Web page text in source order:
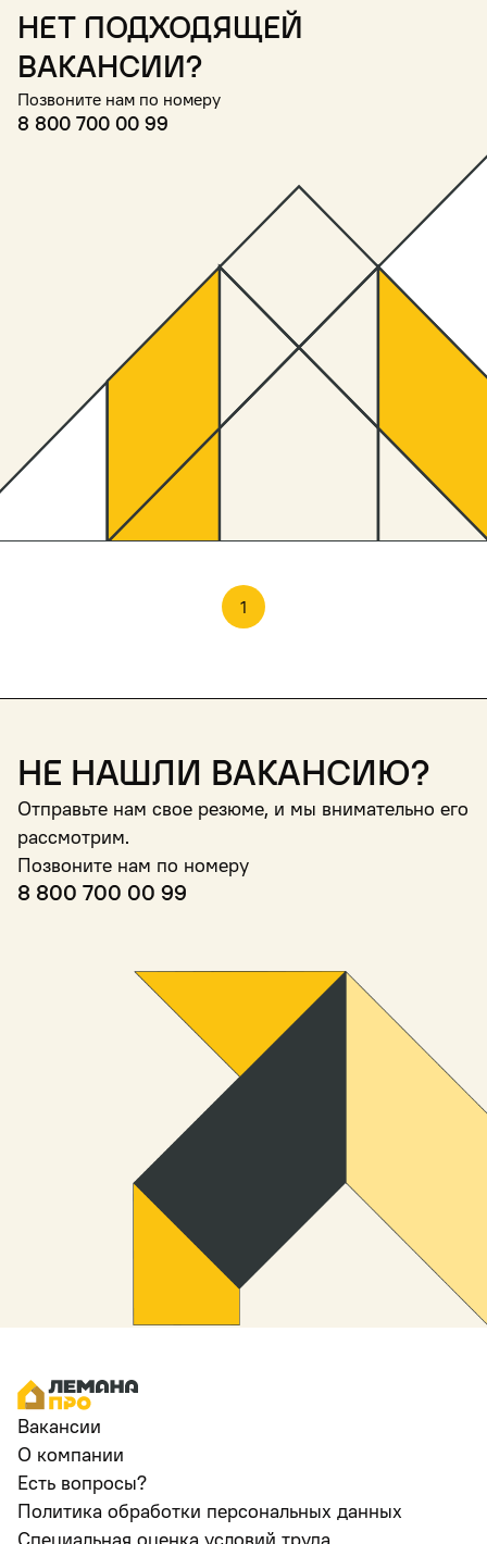
Нет подходящей
вакансии?
Позвоните нам по номеру
8 800 700 00 99
1
Не нашли вакансию?
Отправьте нам свое резюме, и мы внимательно его
рассмотрим.
Позвоните нам по номеру
8 800 700 00 99
Вакансии
О компании
Есть вопросы?
Политика обработки персональных данных